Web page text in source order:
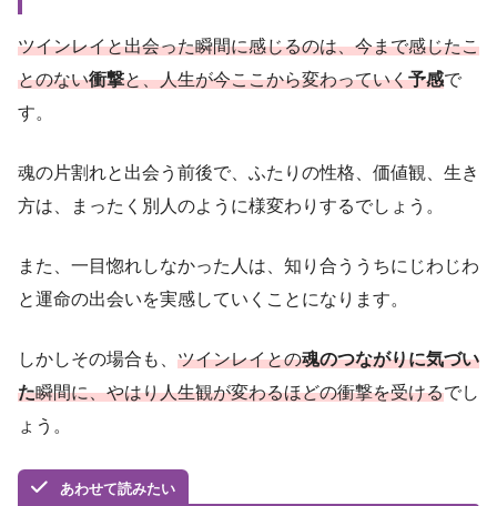
ツインレイと出会った瞬間に感じるのは、今まで感じたこ
とのない衝撃と、人生が今ここから変わっていく予感で
す。
魂の片割れと出会う前後で、ふたりの性格、価値観、生き
方は、まったく別人のように様変わりするでしょう。
また、一目惚れしなかった人は、知り合ううちにじわじわ
と運命の出会いを実感していくことになります。
しかしその場合も、 ツインレイとの魂のつながりに気づい
た瞬間に、やはり人生観が変わるほどの衝撃を受けるでし
ょう。
あわせて読みたい